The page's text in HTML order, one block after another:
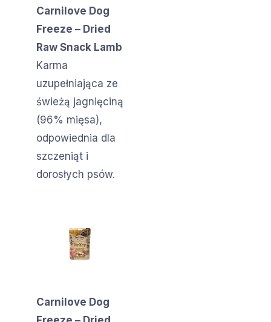
Carnilove Dog
Freeze – Dried
Raw Snack Lamb
Karma
uzupełniająca ze
świeżą jagnięciną
(96% mięsa),
odpowiednia dla
szczeniąt i
dorosłych psów.
Carnilove Dog